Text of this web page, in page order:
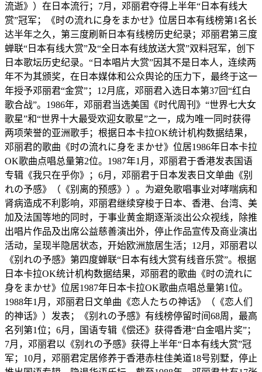
流逝》）在日本流行；7月，邓丽君夺得上半年“日本有线大
赏”冠军；《时の流れに身をまかせ》位居日本有线榜第1名长
达半年之久，第三度刷新日本有线榜历史纪录；邓丽君第三度
蝉联“日本有线大赏”及“全日本有线放送大赏”双料冠军，创下
日本歌坛历史纪录。“日本唱片大赏”因其不是日本人，连续两
年不为其颁奖，在日本媒体和公众舆论的压力下，最终于这一
年授予邓丽君“金赏”；12月底，邓丽君入选日本第37回“红白
歌合战”。1986年，邓丽君当选美国《时代周刊》“世界七大女
歌星”和“世界十大最受欢迎女歌星”之一，成为唯一同时获得
两项荣誉的亚洲歌手；根据日本卡拉OK统计机构数据结果，
邓丽君的歌曲《时の流れに身をまかせ》位居1986年日本卡拉
OK歌曲点唱总量第2位。1987年1月，邓丽君于香港发表国语
专辑《我只在乎你》；6月，邓丽君于日本发表日文单曲《别
れの予感》（《别离的预感》）。为避免歌唱事业对哮喘病和
肾病造成不利影响，邓丽君继续穿梭于日本、香港、台湾、美
加及法国等地的同时，于事业黄金期逐渐淡出公众视线，除推
出唱片作品及出席公益慈善演出外，停止作品宣传及商业演出
活动，呈现半隐居状态，开始欧洲旅居生活；12月，邓丽君以
《别れの予感》第四度蝉联“日本有线大赏有线音乐赏”。根据
日本卡拉OK统计机构数据结果，邓丽君的歌曲《时の流れに
身をまかせ》位居1987年日本卡拉OK歌曲点唱总量第1位。
1988年1月，邓丽君日文单曲《恋人たちの神话》（《恋人们
的神话》）发表；《别れの予感》有线榜停留时间68周，最高
名列第1位；6月，国语专辑《偿还》获得香港“白金唱片奖”；
7月，邓丽君以《别れの予感》获得上半年“日本有线大赏”冠
军；10月，邓丽君定居修养于香港赤柱佳美道18号别墅，停止